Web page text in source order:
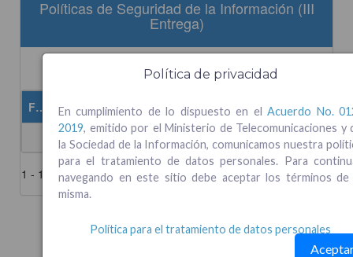
Política de privacidad
En cumplimiento de lo dispuesto en el Acuerdo No.
2019, emitido por el Ministerio de Telecomunicaciones y
la Sociedad de la Información, comunicamos nuestra
para el tratamiento de datos personales. Para
navegando en este sitio debe aceptar los términos de
misma.
Política para el tratamiento de datos personales